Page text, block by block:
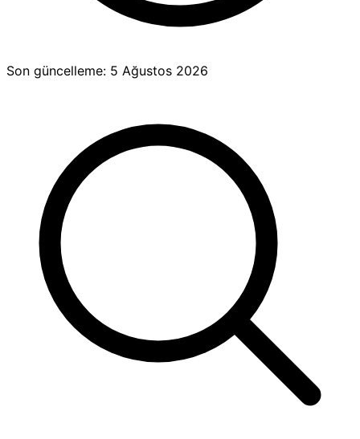
Son güncelleme: 5 Ağustos 2026